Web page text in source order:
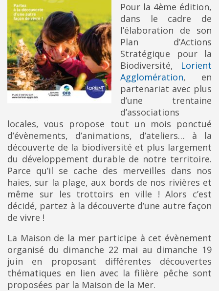
Pour la 4ème édition,
dans le cadre de
l’élaboration de son
Plan d’Actions
Stratégique pour la
Biodiversité, Lorient
Agglomération, en
partenariat avec plus
d’une trentaine
d’associations
locales, vous propose tout un mois ponctué
d’évènements, d’animations, d’ateliers… à la
découverte de la biodiversité et plus largement
du développement durable de notre territoire.
Parce qu’il se cache des merveilles dans nos
haies, sur la plage, aux bords de nos rivières et
même sur les trottoirs en ville ! Alors c’est
décidé, partez à la découverte d’une autre façon
de vivre !
La Maison de la mer participe à cet évènement
organisé du dimanche 22 mai au dimanche 19
juin en proposant différentes découvertes
thématiques en lien avec la filière pêche sont
proposées par la Maison de la Mer.